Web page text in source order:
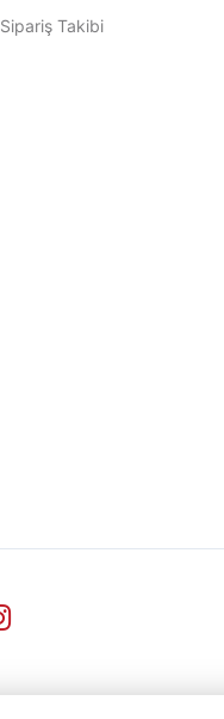
Sipariş Takibi